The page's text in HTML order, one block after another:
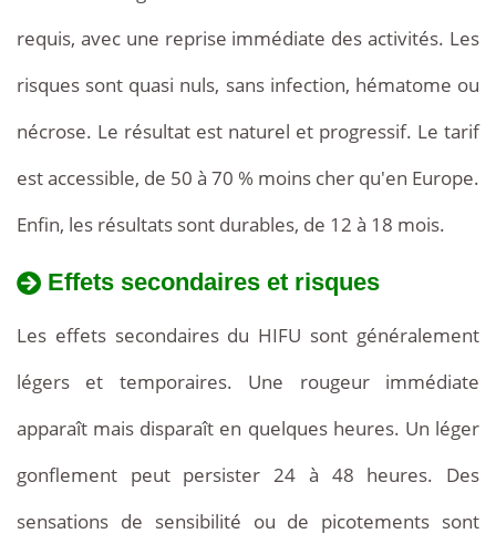
requis, avec une reprise immédiate des activités. Les
risques sont quasi nuls, sans infection, hématome ou
nécrose. Le résultat est naturel et progressif. Le tarif
est accessible, de 50 à 70 % moins cher qu'en Europe.
Enfin, les résultats sont durables, de 12 à 18 mois.
Effets secondaires et risques
Les effets secondaires du HIFU sont généralement
légers et temporaires. Une rougeur immédiate
apparaît mais disparaît en quelques heures. Un léger
gonflement peut persister 24 à 48 heures. Des
sensations de sensibilité ou de picotements sont